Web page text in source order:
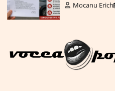
Mocanu Erich